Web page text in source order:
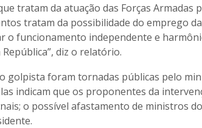
tratam da atuação das Forças Armadas
tratam da possibilidade do emprego
o funcionamento independente e
diz o relatório.
golpista foram tornadas públicas pelo
indicam que os proponentes da
o possível afastamento de ministros do